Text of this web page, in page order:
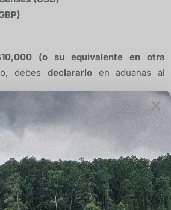
(o su equivalente en otra
debes declararloen aduanas al
la India
oficinas de cambioabiertas las 24
internacionales, operadas por el
Thomas Cook.
larupia india (INR o Rs), subdividida